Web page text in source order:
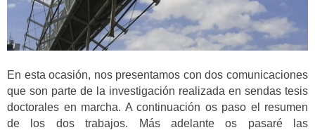
En esta ocasión, nos presentamos con dos comunicaciones
que son parte de la investigación realizada en sendas tesis
doctorales en marcha. A continuación os paso el resumen
de los dos trabajos. Más adelante os pasaré las